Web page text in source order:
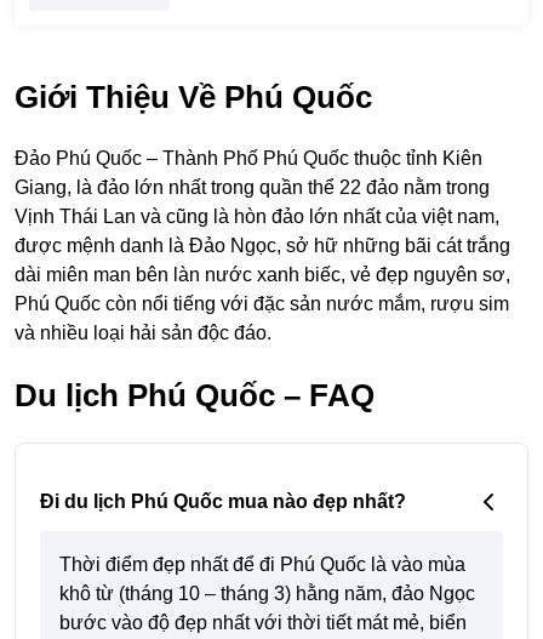
Giới Thiệu Về Phú Quốc
Đảo Phú Quốc – Thành Phố Phú Quốc thuộc tỉnh Kiên
Giang, là đảo lớn nhất trong quần thể 22 đảo nằm trong
Vịnh Thái Lan và cũng là hòn đảo lớn nhất của việt nam,
được mệnh danh là Đảo Ngọc, sở hữ những bãi cát trắng
dài miên man bên làn nước xanh biếc, vẻ đẹp nguyên sơ,
Phú Quốc còn nổi tiếng với đặc sản nước mắm, rượu sim
và nhiều loại hải sản độc đáo.
Du lịch Phú Quốc – FAQ
Đi du lịch Phú Quốc mua nào đẹp nhất?
Thời điểm đẹp nhất để đi Phú Quốc là vào mùa
khô từ (tháng 10 – tháng 3) hằng năm, đảo Ngọc
bước vào độ đẹp nhất với thời tiết mát mẻ, biển